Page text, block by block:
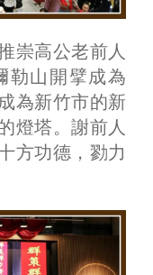
崇高公老前人
勒山開擘成為
為新竹市的新
燈塔。謝前人
方功德，勠力